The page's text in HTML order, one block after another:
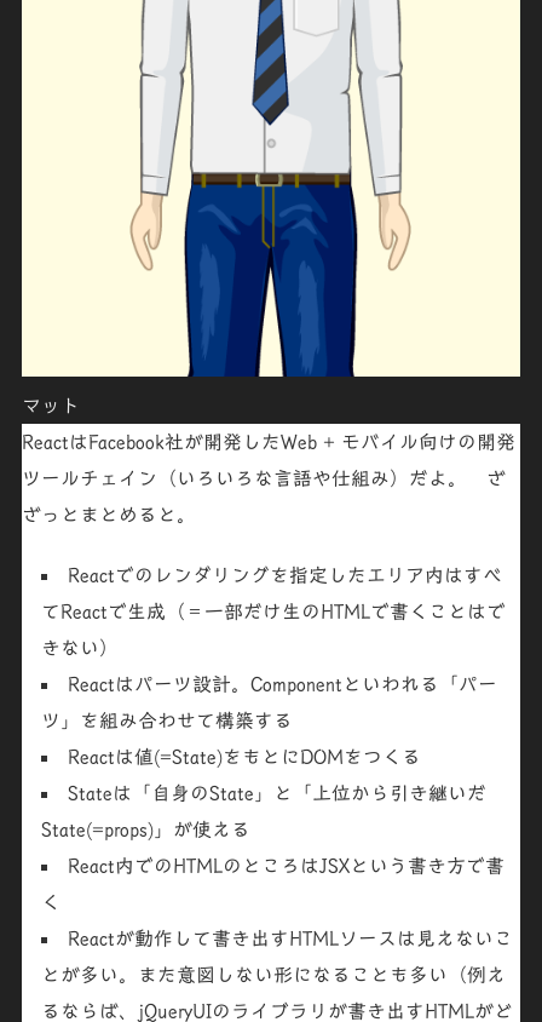
マット
ReactはFacebook社が開発したWeb + モバイル向けの開発
ツールチェイン（いろいろな言語や仕組み）だよ。 ざ
ざっとまとめると。
Reactでのレンダリングを指定したエリア内はすべ
てReactで生成（＝一部だけ生のHTMLで書くことはで
きない）
Reactはパーツ設計。 Componentといわれる「パー
ツ」を組み合わせて構築する
Reactは値(=State)をもとにDOMをつくる
Stateは「自身のState」と「上位から引き継いだ
State(=props)」が使える
React内でのHTMLのところは JSXという書き方で書
く
Reactが動作して書き出すHTMLソースは見えないこ
とが多い。また意図しない形になることも多い（例え
るならば、jQueryUIのライブラリが書き出すHTMLがど